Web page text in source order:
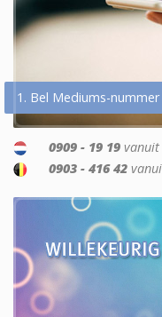
1. Bel Mediums-nummer
0909 - 19 19 vanuit
0903 - 416 42